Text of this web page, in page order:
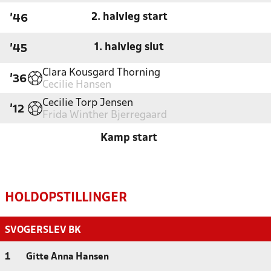
'46 2. halvleg start
'45 1. halvleg slut
'36
Clara Kousgard Thorning
Cecilie Hansen
'12
Cecilie Torp Jensen
Frida Winther Bjerregaard
Kamp start
HOLDOPSTILLINGER
SVOGERSLEV BK
1 Gitte Anna Hansen